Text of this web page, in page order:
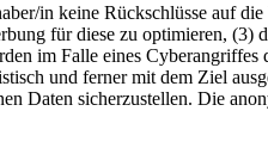
in keine Rückschlüsse auf
für diese zu optimieren,
im Falle eines
und ferner mit dem Ziel
Daten sicherzustellen. Die